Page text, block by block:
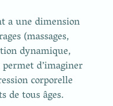
a une dimension
(massages,
dynamique,
d’imaginer
corporelle
de tous âges.